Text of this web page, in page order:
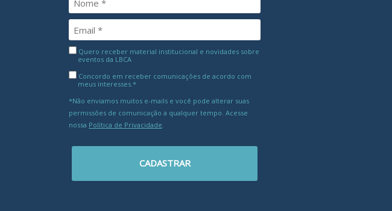
Quero receber material institucional e novidades sobre
eventos da LBCA
Concordo em receber comunicações de acordo com
meus interesses.*
*Não enviamos muitos e-mails e você pode alterar suas
permissões de comunicação a qualquer tempo. Acesse
nossa Política de Privacidade
CADASTRAR